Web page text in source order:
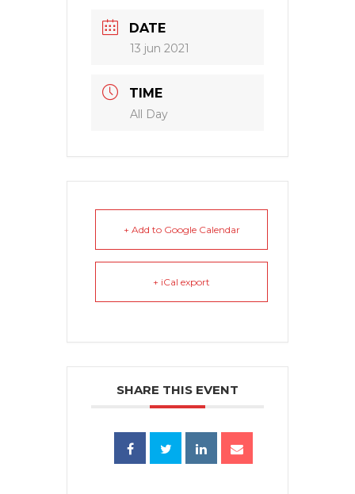
DATE
13 jun 2021
TIME
All Day
+ Add to Google Calendar
+ iCal export
SHARE THIS EVENT